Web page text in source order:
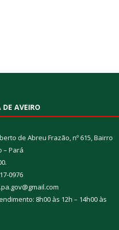
DE AVEIRO
de Abreu Frazão, nº 615, Bairro
– Pará
0976
8h00 às 12h – 14h00 às